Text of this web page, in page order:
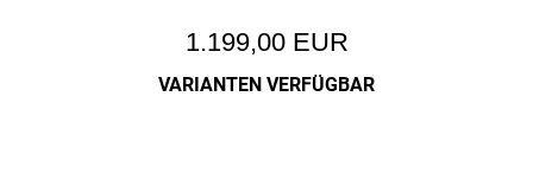
1.199,00 EUR
VARIANTEN VERFÜGBAR